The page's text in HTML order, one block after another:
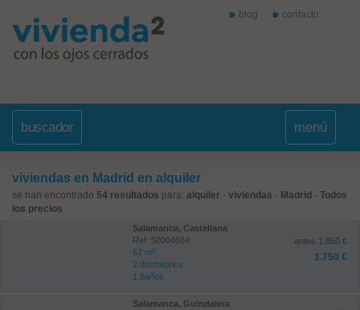
blog contacto
buscador menú
viviendas en Madrid en alquiler
se han encontrado 54 resultados para: alquiler - viviendas - Madrid - Todos
los precios
Salamanca, Castellana
Ref: 50004664
67 m²
2 dormitorios
1 baños
antes 1.850 €
1.750 €
Salamanca, Guindalera